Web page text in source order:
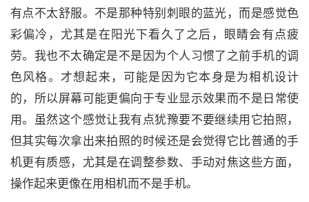
有点不太舒服。不是那种特别刺眼的蓝光，而是感觉色
彩偏冷，尤其是在阳光下看久了之后，眼睛会有点疲
劳。我也不太确定是不是因为个人习惯了之前手机的调
色风格。才想起来，可能是因为它本身是为相机设计
的，所以屏幕可能更偏向于专业显示效果而不是日常使
用。虽然这个感觉让我有点犹豫要不要继续用它拍照，
但其实每次拿出来拍照的时候还是会觉得它比普通的手
机更有质感，尤其是在调整参数、手动对焦这些方面，
操作起来更像在用相机而不是手机。